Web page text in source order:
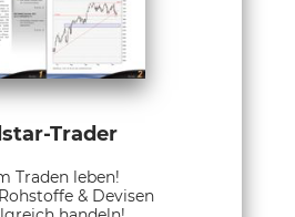
Trader
Traden leben!
& Devisen